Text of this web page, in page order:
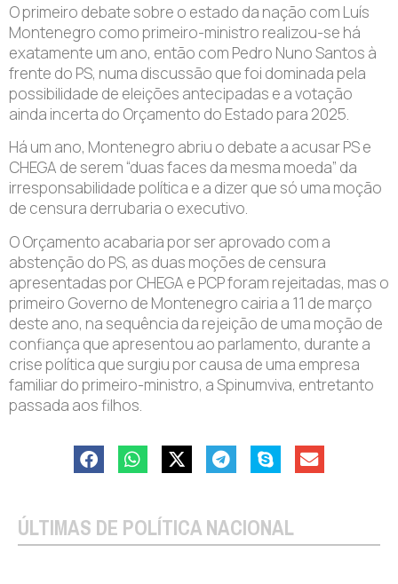
O primeiro debate sobre o estado da nação com Luís
Montenegro como primeiro-ministro realizou-se há
exatamente um ano, então com Pedro Nuno Santos à
frente do PS, numa discussão que foi dominada pela
possibilidade de eleições antecipadas e a votação
ainda incerta do Orçamento do Estado para 2025.
Há um ano, Montenegro abriu o debate a acusar PS e
CHEGA de serem “duas faces da mesma moeda” da
irresponsabilidade política e a dizer que só uma moção
de censura derrubaria o executivo.
O Orçamento acabaria por ser aprovado com a
abstenção do PS, as duas moções de censura
apresentadas por CHEGA e PCP foram rejeitadas, mas o
primeiro Governo de Montenegro cairia a 11 de março
deste ano, na sequência da rejeição de uma moção de
confiança que apresentou ao parlamento, durante a
crise política que surgiu por causa de uma empresa
familiar do primeiro-ministro, a Spinumviva, entretanto
passada aos filhos.
ÚLTIMAS DE POLÍTICA NACIONAL